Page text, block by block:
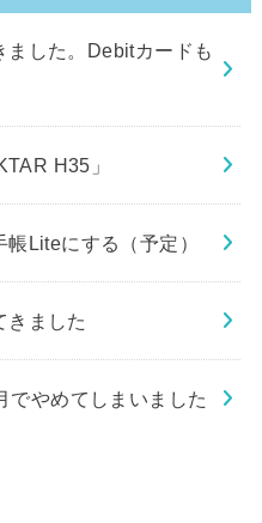
ました。Debitカードも
H35」
Liteにする（予定）
きました
でやめてしまいました